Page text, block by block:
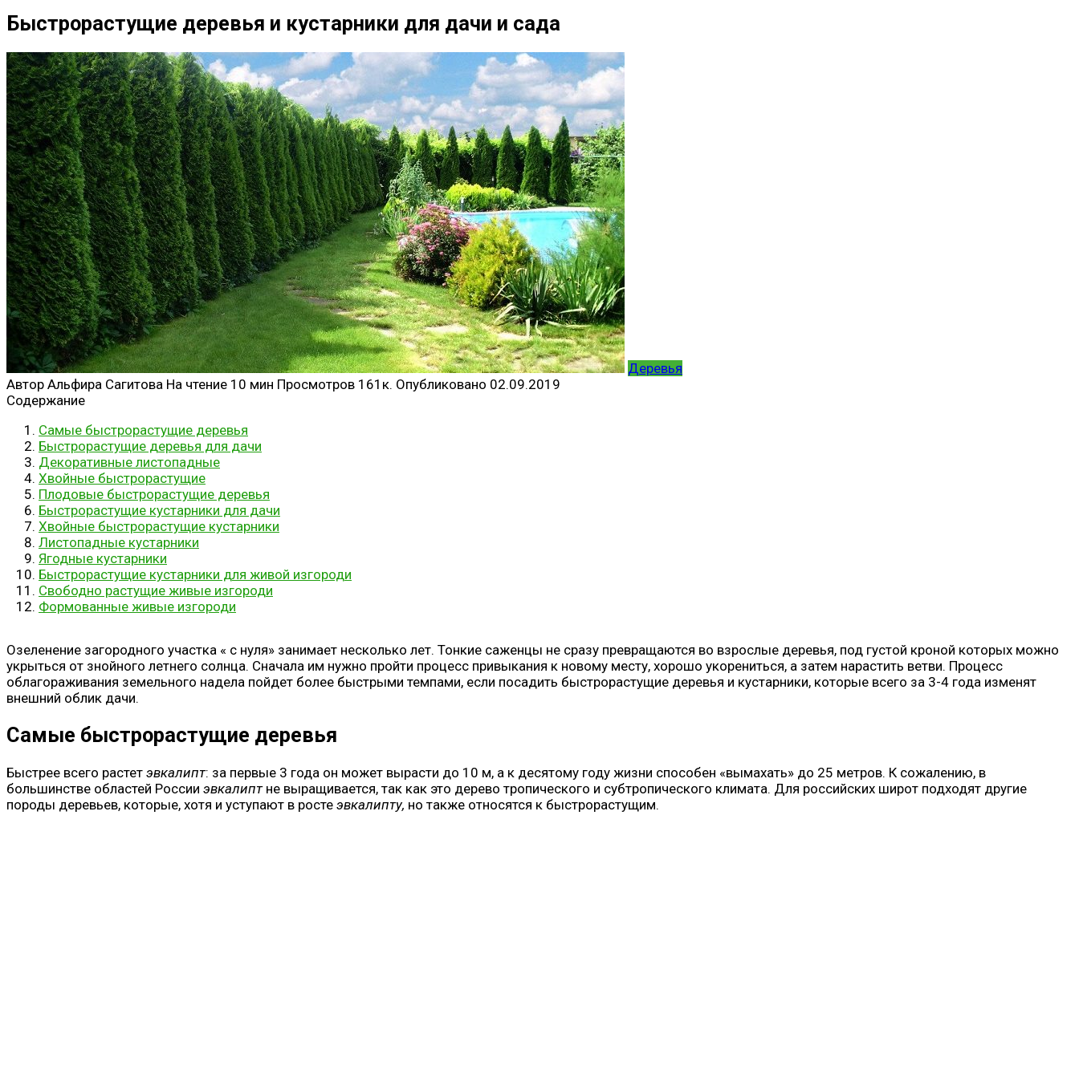
Быстрорастущие деревья и кустарники для дачи и сада
Деревья
Автор Альфира Сагитова На чтение 10 мин Просмотров 161к. Опубликовано 02.09.2019
Содержание
Самые быстрорастущие деревья
Быстрорастущие деревья для дачи
Декоративные листопадные
Хвойные быстрорастущие
Плодовые быстрорастущие деревья
Быстрорастущие кустарники для дачи
Хвойные быстрорастущие кустарники
Листопадные кустарники
Ягодные кустарники
Быстрорастущие кустарники для живой изгороди
Свободно растущие живые изгороди
Формованные живые изгороди
Озеленение загородного участка « с нуля» занимает несколько лет. Тонкие саженцы не сразу превращаются во взрослые деревья, под густой кроной которых можно
укрыться от знойного летнего солнца. Сначала им нужно пройти процесс привыкания к новому месту, хорошо укорениться, а затем нарастить ветви. Процесс
облагораживания земельного надела пойдет более быстрыми темпами, если посадить быстрорастущие деревья и кустарники, которые всего за 3-4 года изменят
внешний облик дачи.
Самые быстрорастущие деревья
Быстрее всего растет эвкалипт: за первые 3 года он может вырасти до 10 м, а к десятому году жизни способен «вымахать» до 25 метров. К сожалению, в
большинстве областей России эвкалиптне выращивается, так как это дерево тропического и субтропического климата. Для российских широт подходят другие
породы деревьев, которые, хотя и уступают в росте эвкалипту, но также относятся к быстрорастущим.